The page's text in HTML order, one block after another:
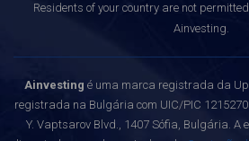
Residents of your country are not
Ainvesting.
Ainvesting é uma marca registrada da Up
registrada na Bulgária com UIC/PIC
Y. Vaptsarov Blvd., 1407 Sófia, Bulgária.